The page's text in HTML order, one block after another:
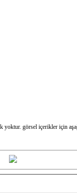
görsel içerikler için